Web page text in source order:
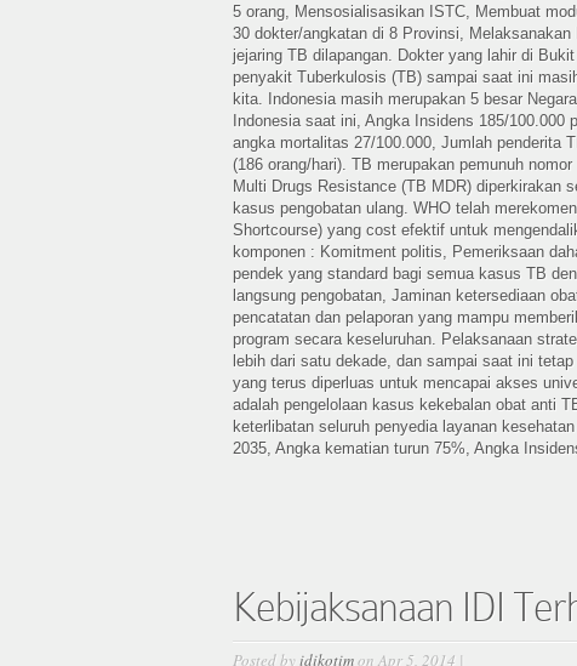
5 orang, Mensosialisasikan ISTC, Membuat
30 dokter/angkatan di 8 Provinsi,
jejaring TB dilapangan. Dokter yang lahir di
penyakit Tuberkulosis (TB) sampai saat ini
kita. Indonesia masih merupakan 5 besar
Indonesia saat ini, Angka Insidens 185/100.000
angka mortalitas 27/100.000, Jumlah penderita
(186 orang/hari). TB merupakan pemunuh
Multi Drugs Resistance (TB MDR) diperkirakan
kasus pengobatan ulang. WHO telah
Shortcourse) yang cost efektif untuk
komponen : Komitment politis, Pemeriksaan
pendek yang standard bagi semua kasus TB
langsung pengobatan, Jaminan ketersediaan
pencatatan dan pelaporan yang mampu
program secara keseluruhan. Pelaksanaan
lebih dari satu dekade, dan sampai saat ini
yang terus diperluas untuk mencapai akses
adalah pengelolaan kasus kekebalan obat anti
keterlibatan seluruh penyedia layanan
2035, Angka kematian turun 75%, Angka
Kebijaksanaan IDI
Posted byidikotimon Apr 5, 2014 |